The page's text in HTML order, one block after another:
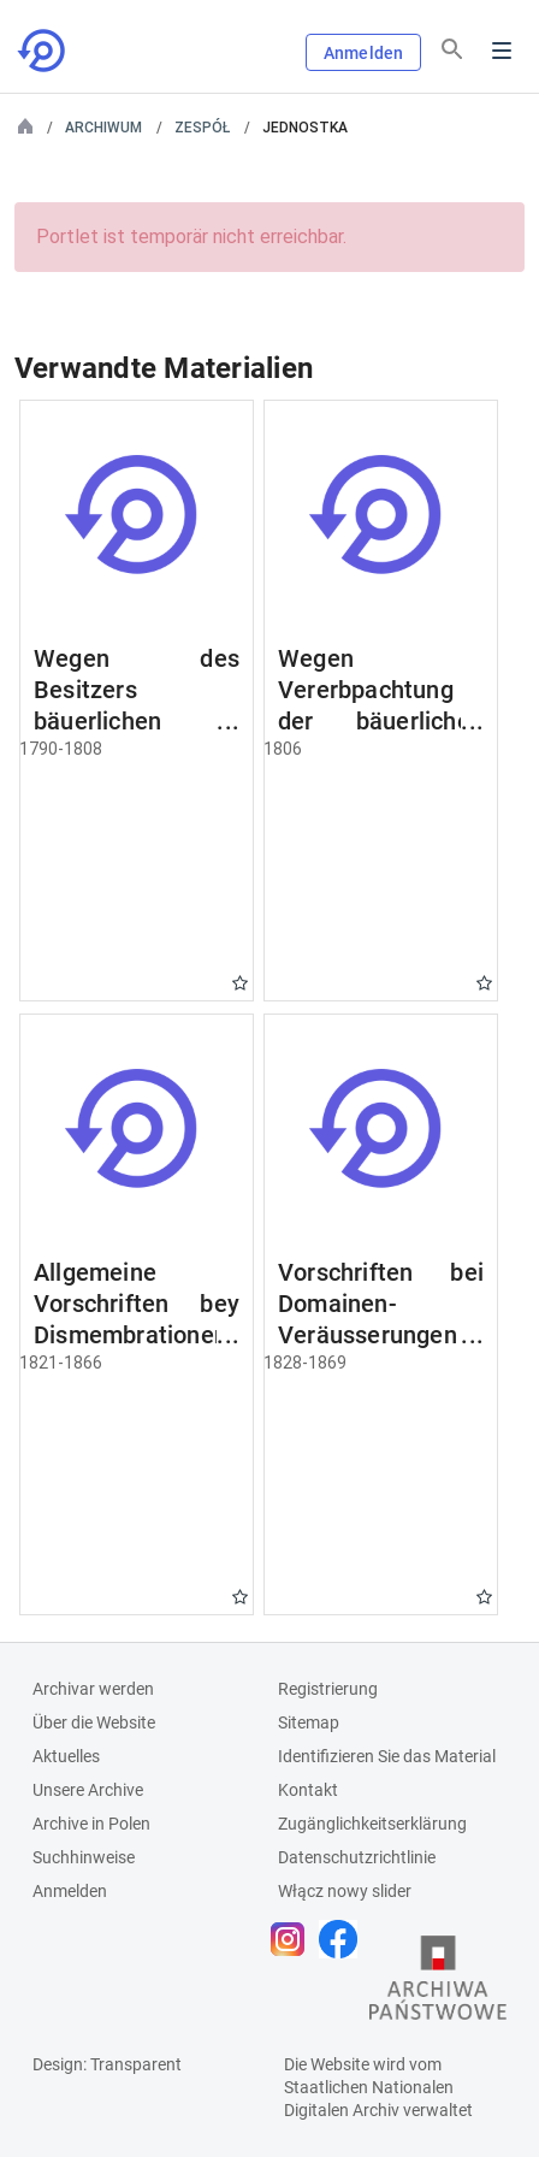
Anmelden
ARCHIWUM ZESPÓŁ JEDNOSTKA
Portlet ist temporär nicht erreichbar.
Verwandte Materialien
Wegen des
Besitzers
bäuerlichen
Grundstücke, den
1790-1808
Wegen
Vererbpachtung
der bäuerlichen
Grundstücke und
1806
Allgemeine
Vorschriften bey
Dismembrationen
Domainen-
1821-1866
Vorschriften bei
Domainen-
Veräusserungen
und
1828-1869
Archivar werden
Über die Website
Aktuelles
Unsere Archive
Archive in Polen
Suchhinweise
Anmelden
Registrierung
Sitemap
Identifizieren Sie das Material
Kontakt
Zugänglichkeitserklärung
Datenschutzrichtlinie
Włącz nowy slider
Design: Transparent
Die Website wird vom
Staatlichen Nationalen
Digitalen Archivverwaltet